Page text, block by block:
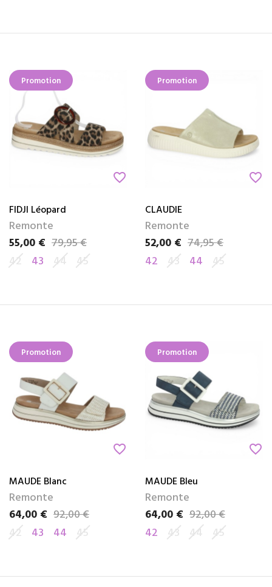
Promotion
favorite_border
FIDJI Léopard
Remonte
Prix
55,00 €
Prix de base79,95 €
42
43 44 45
Promotion
favorite_border
CLAUDIE
Remonte
Prix
52,00 €
Prix de base74,95 €
42 43 44 45
Promotion
favorite_border
MAUDE Blanc
Remonte
Prix
64,00 €
Prix de base92,00 €
42
43 44 45
Promotion
favorite_border
MAUDE Bleu
Remonte
Prix
64,00 €
Prix de base92,00 €
42 43 44 45